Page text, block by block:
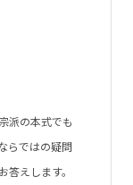
派の本式でも
らではの疑問
えします。